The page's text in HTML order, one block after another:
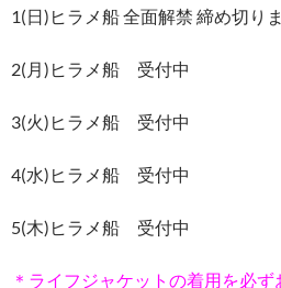
1(日)ヒラメ船 全面解禁 締め切り
2(月)ヒラメ船 受付中
3(火)ヒラメ船 受付中
4(水)ヒラメ船 受付中
5(木)ヒラメ船 受付中
＊ライフジャケットの着用を必